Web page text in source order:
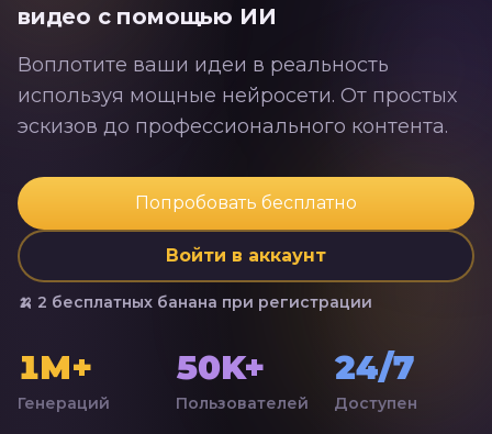
видео с помощью ИИ
Воплотите ваши идеи в реальность
используя мощные нейросети. От простых
эскизов до профессионального контента.
Попробовать бесплатно
Войти в аккаунт
🍌 2 бесплатных банана при регистрации
1M+
Генераций
50K+
Пользователей
24/7
Доступен